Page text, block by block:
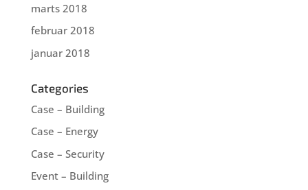
marts 2018
februar 2018
januar 2018
Categories
Case – Building
Case – Energy
Case – Security
Event – Building